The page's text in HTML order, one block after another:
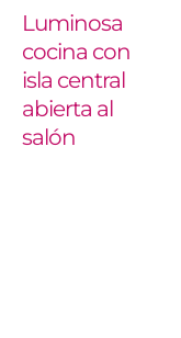
Luminosa
cocina con
isla central
abierta al
salón